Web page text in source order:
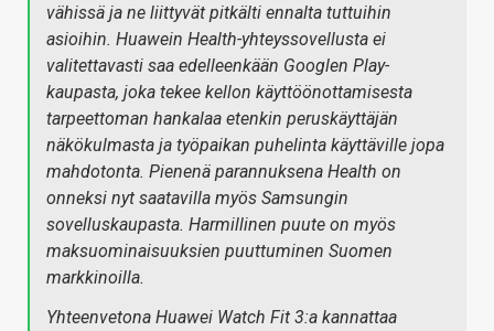
vähissä ja ne liittyvät pitkälti ennalta tuttuihin
asioihin. Huawein Health-yhteyssovellusta ei
valitettavasti saa edelleenkään Googlen Play-
kaupasta, joka tekee kellon käyttöönottamisesta
tarpeettoman hankalaa etenkin peruskäyttäjän
näkökulmasta ja työpaikan puhelinta käyttäville jopa
mahdotonta. Pienenä parannuksena Health on
onneksi nyt saatavilla myös Samsungin
sovelluskaupasta. Harmillinen puute on myös
maksuominaisuuksien puuttuminen Suomen
markkinoilla.
Yhteenvetona Huawei Watch Fit 3:a kannattaa